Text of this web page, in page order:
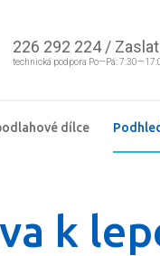
226 292 224/
technická podpora Po—Pá:
dílce
k